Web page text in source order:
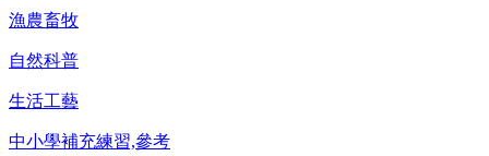
漁農畜牧
自然科普
生活工藝
中小學補充練習,參考